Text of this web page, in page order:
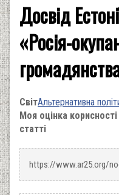
Досвід
«Росія-
СвітАльтернативна
Моя оцінка корисності
статті
https://www.ar25.org/